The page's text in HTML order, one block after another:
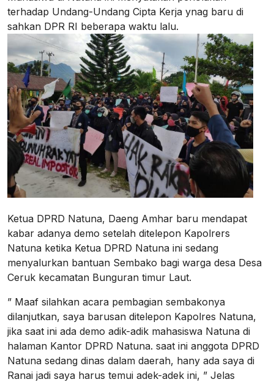
terhadap Undang-Undang Cipta Kerja ynag baru di
sahkan DPR RI beberapa waktu lalu.
Ketua DPRD Natuna, Daeng Amhar baru mendapat
kabar adanya demo setelah ditelepon Kapolrers
Natuna ketika Ketua DPRD Natuna ini sedang
menyalurkan bantuan Sembako bagi warga desa Desa
Ceruk kecamatan Bunguran timur Laut.
” Maaf silahkan acara pembagian sembakonya
dilanjutkan, saya barusan ditelepon Kapolres Natuna,
jika saat ini ada demo adik-adik mahasiswa Natuna di
halaman Kantor DPRD Natuna. saat ini anggota DPRD
Natuna sedang dinas dalam daerah, hany ada saya di
Ranai jadi saya harus temui adek-adek ini, ” Jelas